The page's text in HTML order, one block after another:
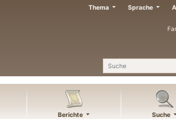
Suche
Thema Sprache
Berichte Suche